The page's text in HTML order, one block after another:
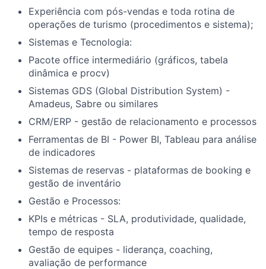
Experiência com pós-vendas e toda rotina de
operações de turismo (procedimentos e sistema);
Sistemas e Tecnologia:
Pacote office intermediário (gráficos, tabela
dinâmica e procv)
Sistemas GDS (Global Distribution System) -
Amadeus, Sabre ou similares
CRM/ERP - gestão de relacionamento e processos
Ferramentas de BI - Power BI, Tableau para análise
de indicadores
Sistemas de reservas - plataformas de booking e
gestão de inventário
Gestão e Processos:
KPIs e métricas - SLA, produtividade, qualidade,
tempo de resposta
Gestão de equipes - liderança, coaching,
avaliação de performance